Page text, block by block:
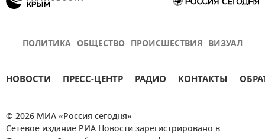
ПОЛИТИКА ОБЩЕСТВО ПРОИСШЕСТВИЯ ВИЗУАЛ
НОВОСТИ ПРЕСС-ЦЕНТР РАДИО КОНТАКТЫ
© 2026 МИА «Россия сегодня»
Сетевое издание РИА Новости зарегистрировано в